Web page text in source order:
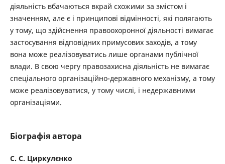
діяльність вбачаються вкрай схожими за змістом і
значенням, але є і принципові відмінності, які полягають
у тому, що здійснення правоохоронної діяльності вимагає
застосування відповідних примусових заходів, а тому
вона може реалізовуватись лише органами публічної
влади. В свою чергу правозахисна діяльність не вимагає
спеціального організаційно-державного механізму, а тому
може реалізовуватися, у тому числі, і недержавними
організаціями.
Біографія автора
С. С. Циркулєнко